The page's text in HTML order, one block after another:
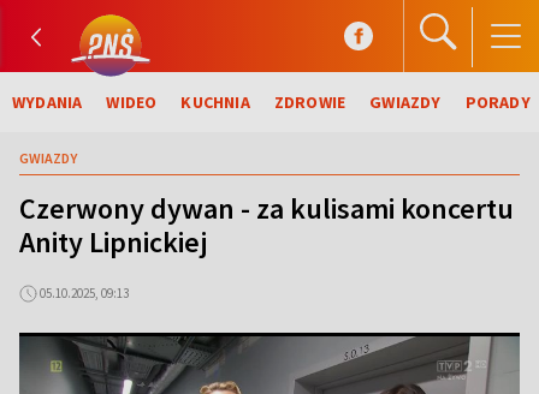
WYDANIA WIDEO KUCHNIA ZDROWIE GWIAZDY PORADY
GWIAZDY
Czerwony dywan - za kulisami koncertu
Anity Lipnickiej
05.10.2025, 09:13